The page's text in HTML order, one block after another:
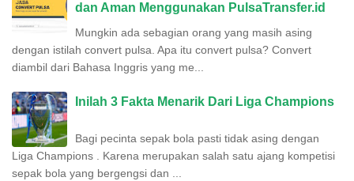
dan Aman Menggunakan PulsaTransfer.id
Mungkin ada sebagian orang yang masih asing
dengan istilah convert pulsa. Apa itu convert pulsa? Convert
diambil dari Bahasa Inggris yang me...
Inilah 3 Fakta Menarik Dari Liga Champions
Bagi pecinta sepak bola pasti tidak asing dengan
Liga Champions . Karena merupakan salah satu ajang kompetisi
sepak bola yang bergengsi dan ...